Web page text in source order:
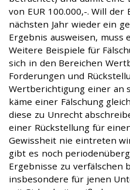
von EUR 100.000,-. Will
nächsten Jahr wieder ein
Ergebnis ausweisen, muss
Weitere Beispiele für
sich in den Bereichen
Forderungen und
Wertberichtigung einer an
käme einer Fälschung
diese zu Unrecht
einer Rückstellung für
Gewissheit nie eintreten
gibt es noch
Ergebnisse zu verfälschen
insbesondere für jenen